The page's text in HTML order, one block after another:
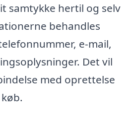
samtykke hertil og selv
behandles
e-mail,
Det vil
med oprettelse